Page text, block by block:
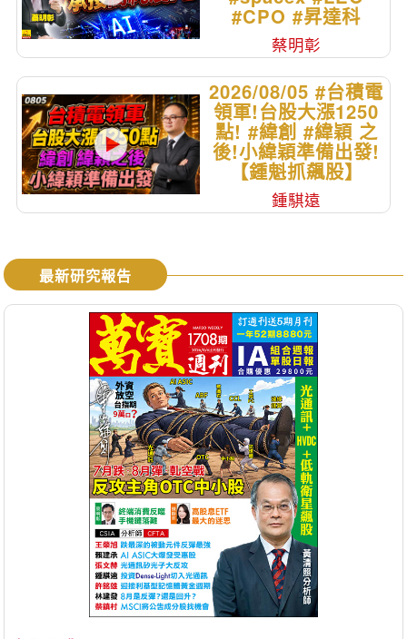
#CPO #昇達科
蔡明彰
2026/08/05 #台積電
領軍!台股大漲1250
點! #緯創 #緯穎 之
後!小緯穎準備出發!
【鍾魁抓飆股】
鍾騏遠
最新研究報告